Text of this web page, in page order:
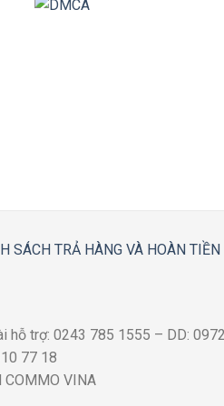
SÁCH TRẢ HÀNG VÀ HOÀN TIỀN
hỗ trợ: 0243 785 1555 – DD:
77 18
VINA